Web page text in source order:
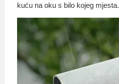
kuću na oku s bilo kojeg mjesta.